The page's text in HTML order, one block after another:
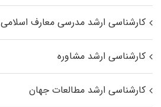
کارشناسی ارشد مدرسی معارف اسلامی
کارشناسی ارشد مشاوره
کارشناسی ارشد مطالعات جهان